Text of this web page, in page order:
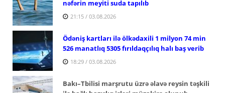
nəfərin meyiti suda tapılıb
21:15 / 03.08.2026
Ödəniş kartları ilə ölkədaxili 1 milyon 74 min
526 manatlıq 5305 fırıldaqçılıq halı baş verib
18:29 / 03.08.2026
Bakı–Tbilisi marşrutu üzrə əlavə reysin təşkili